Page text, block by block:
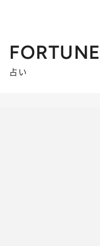
FORTUNE
占い